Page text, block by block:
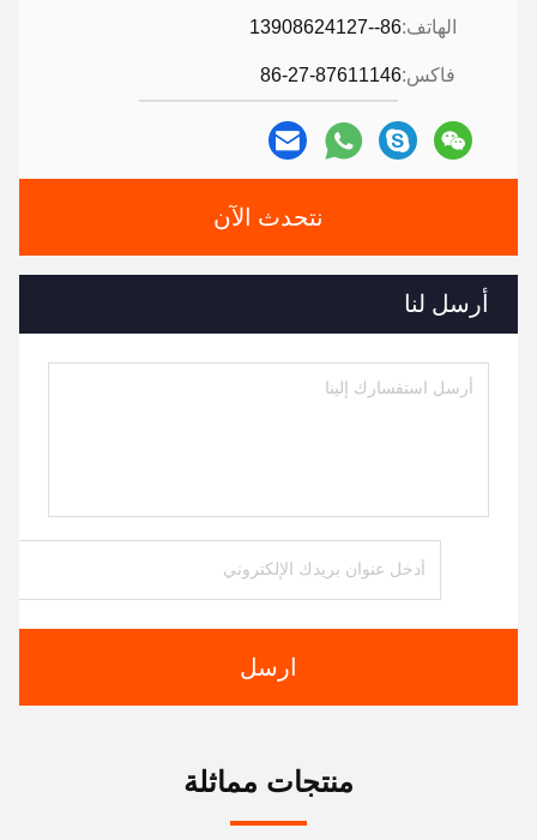
الهاتف:86--13908624127
فاكس:86-27-87611146
نتحدث الآن
أرسل لنا
ارسل
منتجات مماثلة